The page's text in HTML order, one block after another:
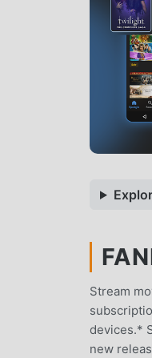
Stream
devices.*
new